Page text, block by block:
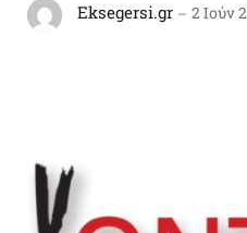
Eksegersi.gr 2 Ιούν